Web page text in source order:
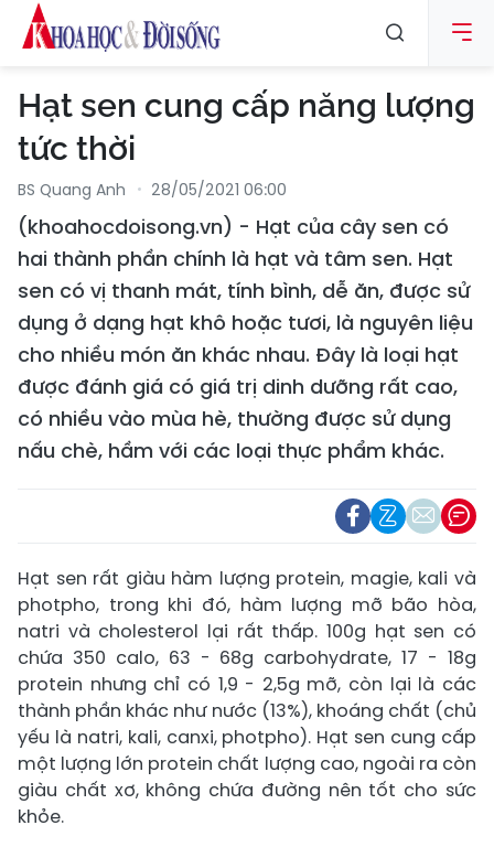
Hạt sen cung cấp năng lượng
tức thời
BS Quang Anh 28/05/2021 06:00
(khoahocdoisong.vn) - Hạt của cây sen có
hai thành phần chính là hạt và tâm sen. Hạt
sen có vị thanh mát, tính bình, dễ ăn, được sử
dụng ở dạng hạt khô hoặc tươi, là nguyên liệu
cho nhiều món ăn khác nhau. Đây là loại hạt
được đánh giá có giá trị dinh dưỡng rất cao,
có nhiều vào mùa hè, thường được sử dụng
nấu chè, hầm với các loại thực phẩm khác.
Hạt sen rất giàu hàm lượng protein, magie, kali và
photpho, trong khi đó, hàm lượng mỡ bão hòa,
natri và cholesterol lại rất thấp. 100g hạt sen có
chứa 350 calo, 63 - 68g carbohydrate, 17 - 18g
protein nhưng chỉ có 1,9 - 2,5g mỡ, còn lại là các
thành phần khác như nước (13%), khoáng chất (chủ
yếu là natri, kali, canxi, photpho). Hạt sen cung cấp
một lượng lớn protein chất lượng cao, ngoài ra còn
giàu chất xơ, không chứa đường nên tốt cho sức
khỏe.